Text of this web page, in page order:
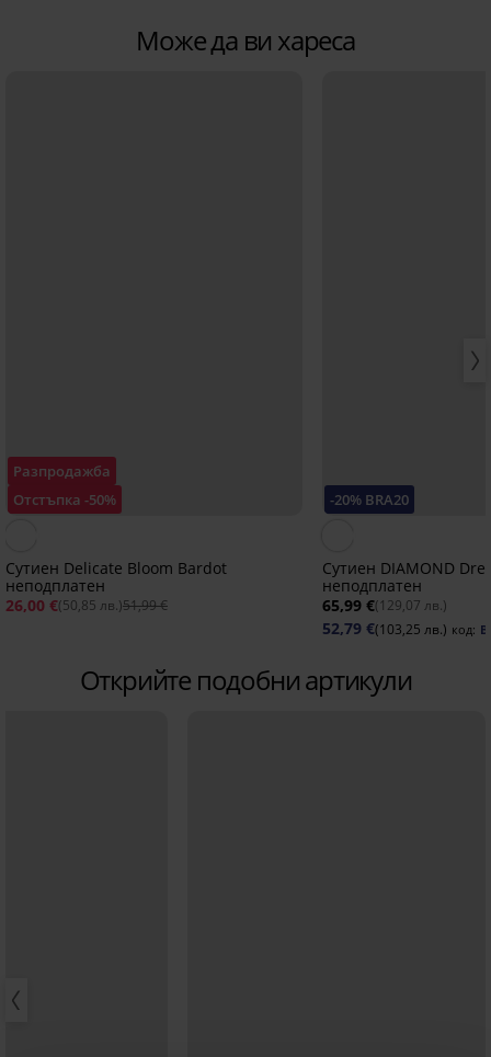
Може да ви хареса
Разпродажба
Отстъпка -50%
Сутиен Delicate Bloom Bardot
неподплатен
26,00 €(50,85 лв.)51,99 €
-20% BRA20
Сутиен DIAMOND
неподплатен
65,99 €(129,07 лв.)
52,79 €(103,25 лв.) код:
Открийте подобни артикули